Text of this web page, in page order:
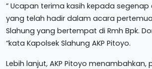
” Ucapan terima kasih kepada segenap
yang telah hadir dalam acara
Slahung yang bertempat di Rmh Bpk.
“kata Kapolsek Slahung AKP Pitoyo.
Lebih lanjut, AKP Pitoyo